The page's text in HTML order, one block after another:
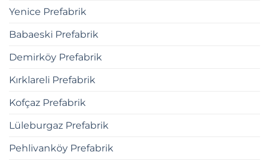
Yenice Prefabrik
Babaeski Prefabrik
Demirköy Prefabrik
Kırklareli Prefabrik
Kofçaz Prefabrik
Lüleburgaz Prefabrik
Pehlivanköy Prefabrik